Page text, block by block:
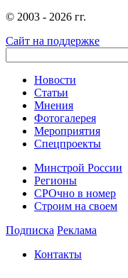
© 2003 - 2026 гг.
Сайт на поддержке
Новости
Статьи
Мнения
Фотогалерея
Мероприятия
Спецпроекты
Минстрой России
Регионы
СРОчно в номер
Строим на своем
Подписка Реклама
Контакты